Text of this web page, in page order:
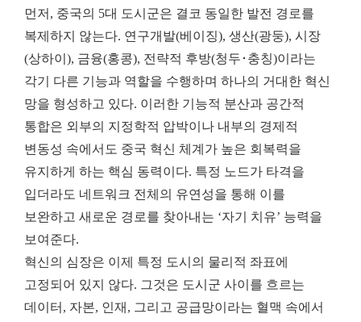
먼저, 중국의 5대 도시군은 결코 동일한 발전 경로를
복제하지 않는다. 연구개발(베이징), 생산(광둥), 시장
(상하이), 금융(홍콩), 전략적 후방(청두･충칭)이라는
각기 다른 기능과 역할을 수행하며 하나의 거대한 혁신
망을 형성하고 있다. 이러한 기능적 분산과 공간적
통합은 외부의 지정학적 압박이나 내부의 경제적
변동성 속에서도 중국 혁신 체계가 높은 회복력을
유지하게 하는 핵심 동력이다. 특정 노드가 타격을
입더라도 네트워크 전체의 유연성을 통해 이를
보완하고 새로운 경로를 찾아내는 ‘자기 치유’ 능력을
보여준다.
혁신의 심장은 이제 특정 도시의 물리적 좌표에
고정되어 있지 않다. 그것은 도시군 사이를 흐르는
데이터, 자본, 인재, 그리고 공급망이라는 혈맥 속에서